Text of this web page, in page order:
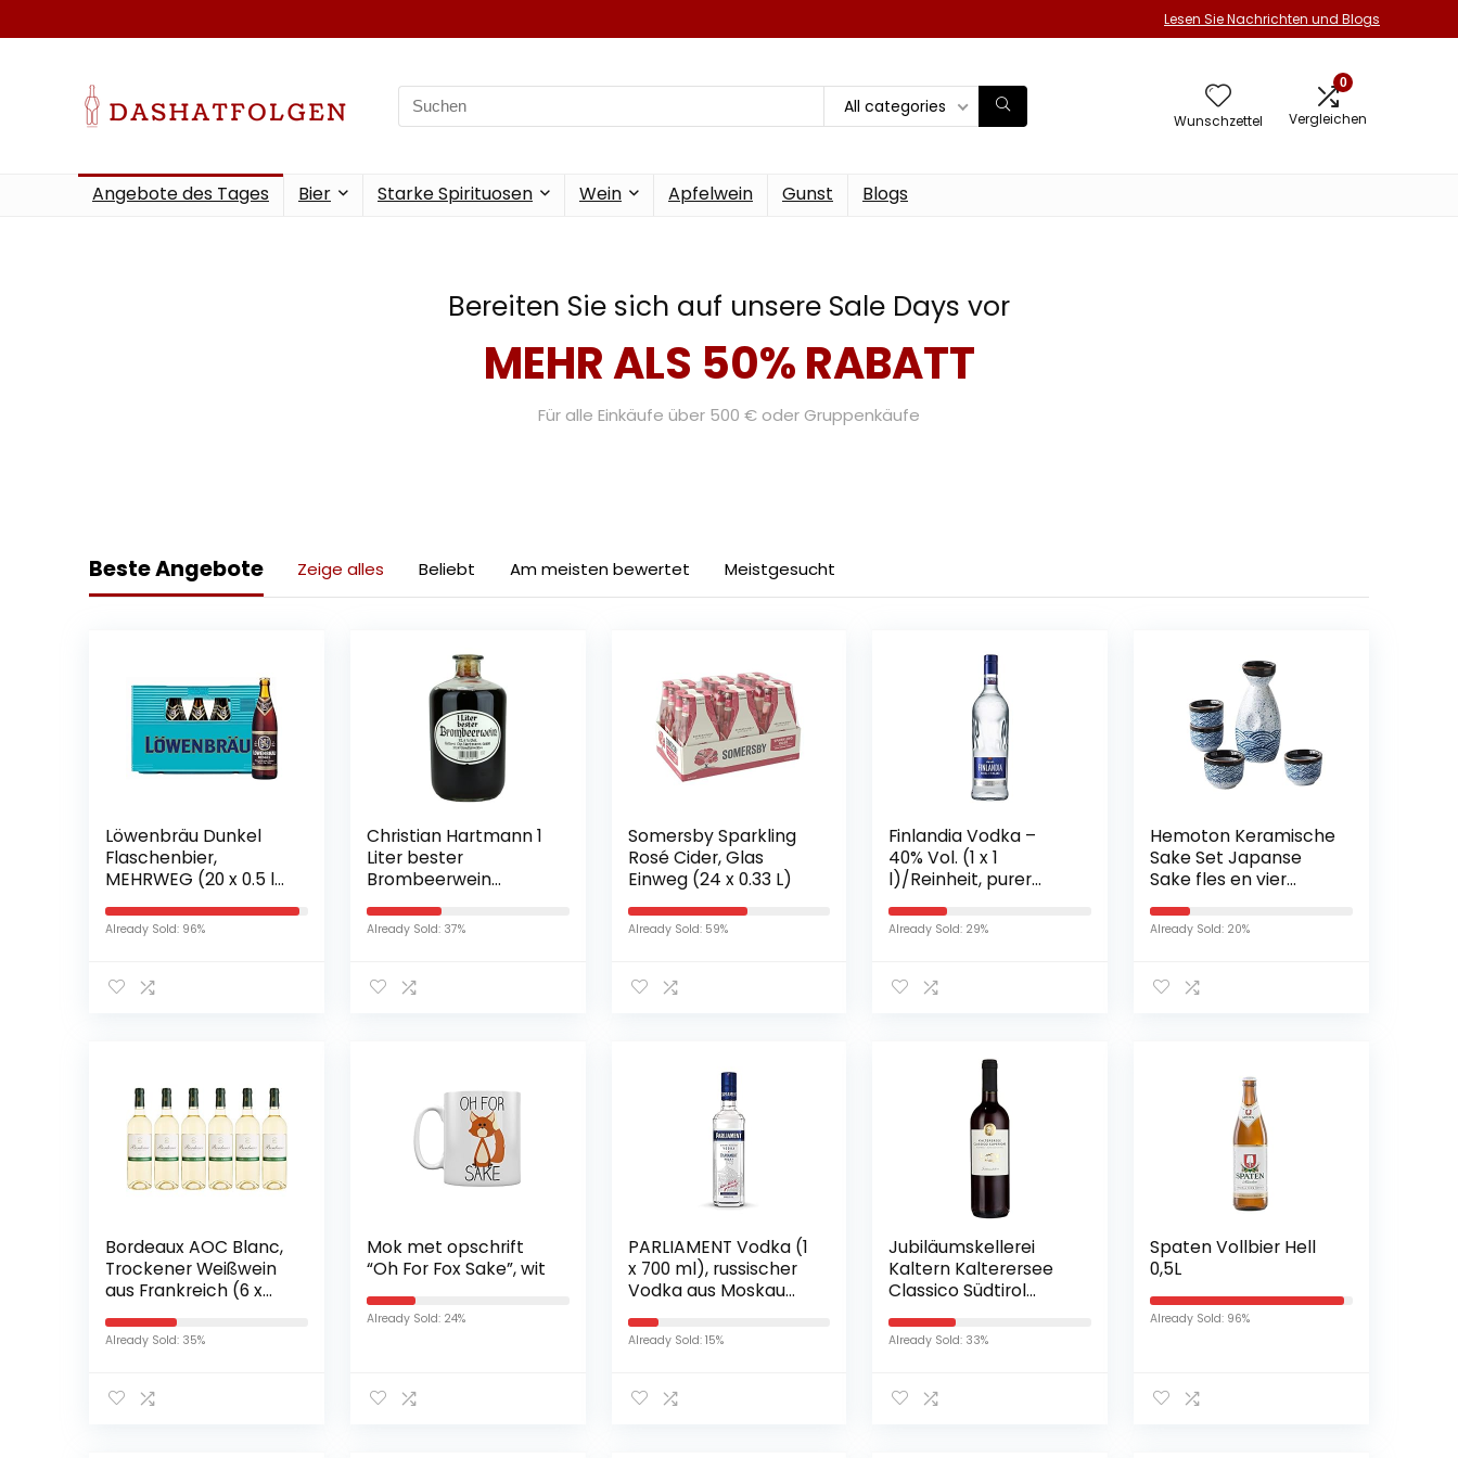
Lesen Sie Nachrichten und Blogs
All categories
Wunschzettel
0
Vergleichen
Angebote des Tages Bier Starke Spirituosen Wein Apfelwein Gunst Blogs
Bereiten Sie sich auf unsere Sale Days vor
MEHR ALS 50% RABATT
Für alle Einkäufe über 500 € oder Gruppenkäufe
Beste Angebote Zeige alles Beliebt Am meisten bewertet Meistgesucht
Löwenbräu Dunkel
Flaschenbier,
MEHRWEG (20 x 0.5 l)
im Kasten, Dunkle
Bierspezialität aus
München
Already Sold: 96%
Christian Hartmann 1
Liter bester
Brombeerwein
Apothekerflasche
Already Sold: 37%
Somersby Sparkling
Rosé Cider, Glas
Einweg (24 x 0.33 L)
Already Sold: 59%
Finlandia Vodka –
40% Vol. (1 x 1
l)/Reinheit, purer
Geschmack und
Qualität auf ganz
natürliche Weise.
Already Sold: 29%
Hemoton Keramische
Sake Set Japanse
Sake fles en vier
Ochoko mokken
geglazuurd Sea
Ripple Sake voor 1 set
Already Sold: 20%
Bordeaux AOC Blanc,
Trockener Weißwein
aus Frankreich (6 x
0,75)
Already Sold: 35%
Mok met opschrift
“Oh For Fox Sake”, wit
Already Sold: 24%
PARLIAMENT Vodka (1
x 700 ml), russischer
Vodka aus Moskau
mit Rezeptur aus der
Zarenzeit, reiner
Vodka dank
Milchreinigung,
Already Sold: 15%
Jubiläumskellerei
Kaltern Kalterersee
Classico Südtirol
Rotwein Trocken (1 x
0.75l)
Already Sold: 33%
Spaten Vollbier Hell
0,5L
Already Sold: 96%